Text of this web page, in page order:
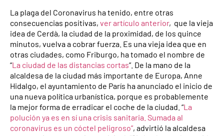
La plaga del Coronavirus ha tenido, entre otras
consecuencias positivas, ver artículo anterior, que la vieja
idea de Cerdà, la ciudad de la proximidad, de los quince
minutos, vuelva a cobrar fuerza. Es una vieja idea que en
otras ciudades, como Friburgo, ha tomado el nombre de
“La ciudad de las distancias cortas”. De la mano de la
alcaldesa de la ciudad más importante de Europa, Anne
Hidalgo, el ayuntamiento de París ha anunciado el inicio de
una nueva política urbanística, porque es probablemente
la mejor forma de erradicar el coche de la ciudad. “La
polución ya es en sí una crisis sanitaria. Sumada al
coronavirus es un cóctel peligroso”, advirtió la alcaldesa